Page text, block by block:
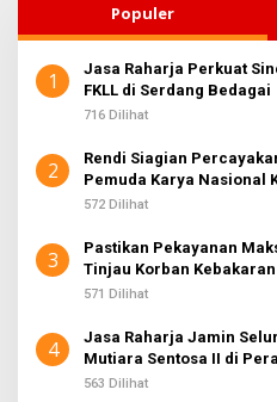
Populer
1
Jasa Raharja Perkuat
FKLL di Serdang Bedagai
716 Dilihat
2
Rendi Siagian
Pemuda Karya Nasional
Sembiring
572 Dilihat
3
Pastikan Pekayanan
Tinjau Korban
571 Dilihat
4
Jasa Raharja Jamin
Mutiara Sentosa II di
563 Dilihat